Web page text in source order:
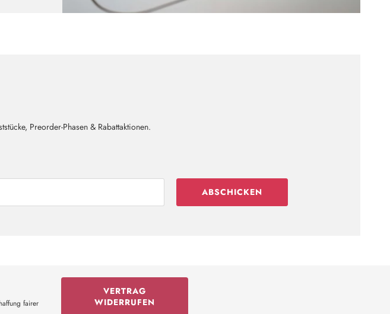
Preorder-Phasen & Rabattaktionen.
ABSCHICKEN
fairer
VERTRAG
WIDERRUFEN